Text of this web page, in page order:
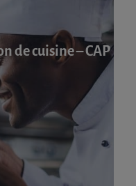
de cuisine – CAP